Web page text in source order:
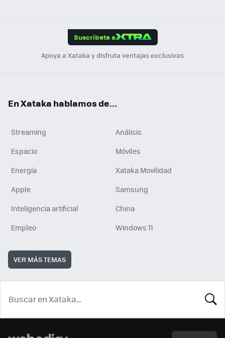
Suscríbete a
Apoya a Xataka y disfruta ventajas exclusivas
En Xataka hablamos de...
Streaming
Análisis
Espacio
Móviles
Energía
Xataka Movilidad
Apple
Samsung
Inteligencia artificial
China
Empleo
Windows 11
VER MÁS TEMAS